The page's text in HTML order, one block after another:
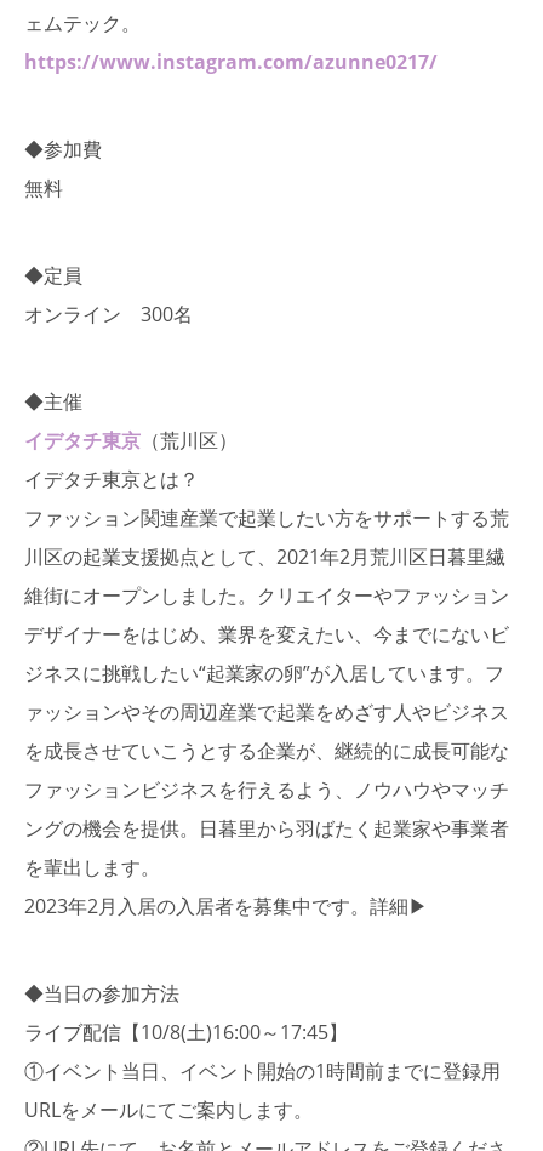
ェムテック。
https://www.instagram.com/azunne0217/
◆参加費
無料
◆定員
オンライン 300名
◆主催
イデタチ東京 （荒川区）
イデタチ東京とは？
ファッション関連産業で起業したい方をサポートする荒
川区の起業支援拠点として、2021年2月荒川区日暮里繊
維街にオープンしました。クリエイターやファッション
デザイナーをはじめ、業界を変えたい、今までにないビ
ジネスに挑戦したい“起業家の卵”が入居しています。フ
ァッションやその周辺産業で起業をめざす人やビジネス
を成長させていこうとする企業が、継続的に成長可能な
ファッションビジネスを行えるよう、ノウハウやマッチ
ングの機会を提供。日暮里から羽ばたく起業家や事業者
を輩出します。
2023年2月入居の入居者を募集中です。 詳細▶
◆当日の参加方法
ライブ配信【10/8(土)16:00～17:45】
①イベント当日、イベント開始の1時間前までに登録用
URLをメールにてご案内します。